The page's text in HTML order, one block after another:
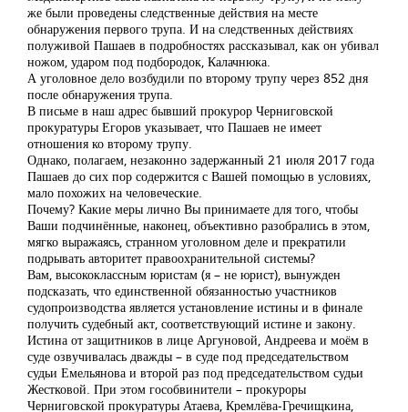
же были проведены следственные действия на месте
обнаружения первого трупа. И на следственных действиях
полуживой Пашаев в подробностях рассказывал, как он убивал
ножом, ударом под подбородок, Калачнюка.
А уголовное дело возбудили по второму трупу через 852 дня
после обнаружения трупа.
В письме в наш адрес бывший прокурор Черниговской
прокуратуры Егоров указывает, что Пашаев не имеет
отношения ко второму трупу.
Однако, полагаем, незаконно задержанный 21 июля 2017 года
Пашаев до сих пор содержится с Вашей помощью в условиях,
мало похожих на человеческие.
Почему? Какие меры лично Вы принимаете для того, чтобы
Ваши подчинённые, наконец, объективно разобрались в этом,
мягко выражаясь, странном уголовном деле и прекратили
подрывать авторитет правоохранительной системы?
Вам, высококлассным юристам (я – не юрист), вынужден
подсказать, что единственной обязанностью участников
судопроизводства является установление истины и в финале
получить судебный акт, соответствующий истине и закону.
Истина от защитников в лице Аргуновой, Андреева и моём в
суде озвучивалась дважды – в суде под председательством
судьи Емельянова и второй раз под председательством судьи
Жестковой. При этом гособвинители – прокуроры
Черниговской прокуратуры Атаева, Кремлёва-Гречищкина,